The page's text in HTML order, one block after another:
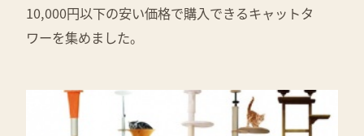
10,000円以下の安い価格で購入できるキャットタ
ワーを集めました。